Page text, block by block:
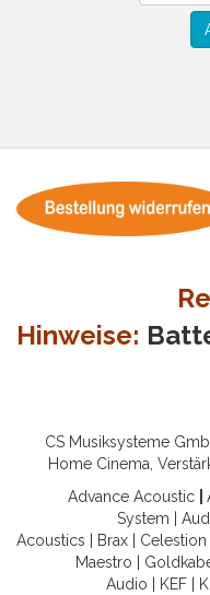
Hinweise:
CS Musiksysteme
Home Cinema,
Advance Acoustic
System
Acoustics
Brax Celestion
Maestro
Audio
KEF|